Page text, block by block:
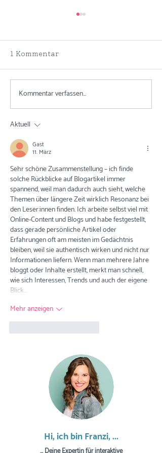
Meine TOP 9
1 Kommentar
Kommentar verfassen...
Aktuell
Gast
11. März
Sehr schöne Zusammenstellung – ich finde
solche Rückblicke auf Blogartikel immer
spannend, weil man dadurch auch sieht, welche
Themen über längere Zeit wirklich Resonanz bei
den Leser:innen finden. Ich arbeite selbst viel mit
Online-Content und Blogs und habe festgestellt,
dass gerade persönliche Artikel oder
Erfahrungen oft am meisten im Gedächtnis
bleiben, weil sie authentisch wirken und nicht nur
Informationen liefern. Wenn man mehrere Jahre
bloggt oder Inhalte erstellt, merkt man schnell,
wie sich Interessen, Trends und auch der eigene
Blick…
Mehr anzeigen
Hi, ich bin Franzi, ...